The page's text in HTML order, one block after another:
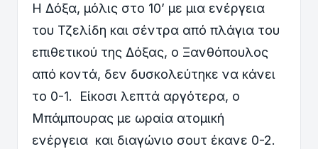
Η Δόξα, μόλις στο 10’ με μια ενέργεια
του Τζελίδη και σέντρα από πλάγια του
επιθετικού της Δόξας, ο Ξανθόπουλος
από κοντά, δεν δυσκολεύτηκε να κάνει
το 0-1. Είκοσι λεπτά αργότερα, ο
Μπάμπουρας με ωραία ατομική
ενέργεια και διαγώνιο σουτ έκανε 0-2.